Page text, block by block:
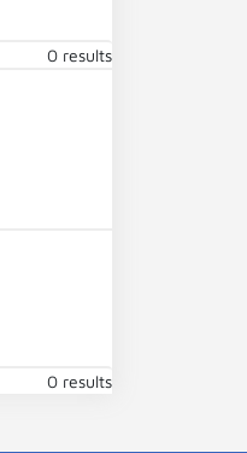
0 results
0 results